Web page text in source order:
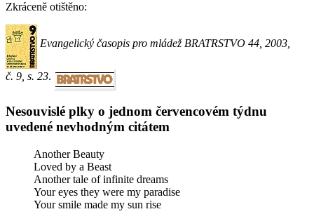
Zkráceně otištěno:
Evangelický časopis pro mládež BRATRSTVO 44, 2003,
č. 9, s. 23.
Nesouvislé plky o jednom červencovém týdnu
uvedené nevhodným citátem
Another Beauty
Loved by a Beast
Another tale of infinite dreams
Your eyes they were my paradise
Your smile made my sun rise